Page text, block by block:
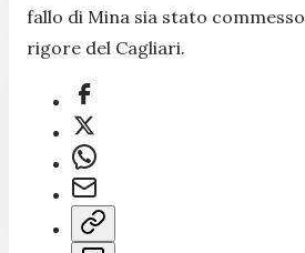
fallo di Mina sia stato
rigore del Cagliari.